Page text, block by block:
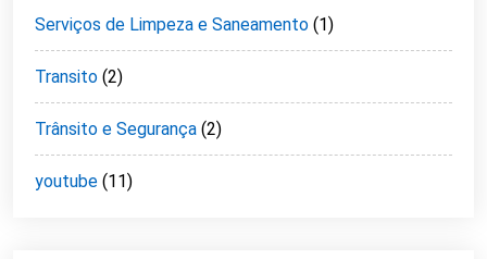
Serviços de Limpeza e Saneamento (1)
Transito (2)
Trânsito e Segurança (2)
youtube (11)